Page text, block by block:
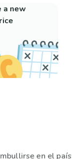
a new
en el país